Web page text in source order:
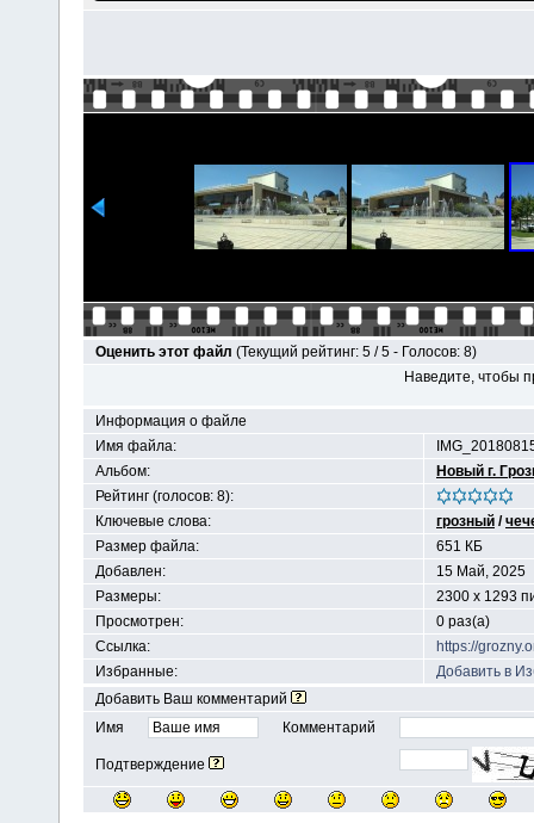
Оценить этот файл (Текущий рейтинг: 5 / 5 - Голосов: 8)
Наведите, чтобы
Информация о файле
Имя файла:
Альбом:
Новый г.
Рейтинг (голосов: 8):
Ключевые слова:
грозный /
Размер файла:
651 КБ
Добавлен:
15 Май, 2025
Размеры:
2300 x 1293
Просмотрен:
0 раз(а)
Ссылка:
https://
Избранные:
Добавить в
Добавить Ваш комментарий
Имя
Комментарий
Подтверждение